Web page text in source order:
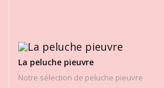
La peluche pieuvre
Notre sélection de peluche pieuvre